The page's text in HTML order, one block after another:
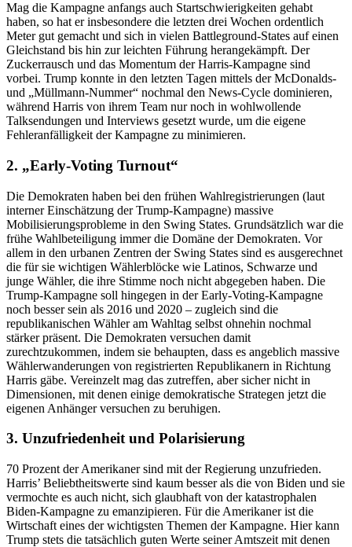
Mag die Kampagne anfangs auch Startschwierigkeiten gehabt
haben, so hat er insbesondere die letzten drei Wochen ordentlich
Meter gut gemacht und sich in vielen Battleground-States auf einen
Gleichstand bis hin zur leichten Führung herangekämpft. Der
Zuckerrausch und das Momentum der Harris-Kampagne sind
vorbei. Trump konnte in den letzten Tagen mittels der McDonalds-
und „Müllmann-Nummer“ nochmal den News-Cycle dominieren,
während Harris von ihrem Team nur noch in wohlwollende
Talksendungen und Interviews gesetzt wurde, um die eigene
Fehleranfälligkeit der Kampagne zu minimieren.
2. „Early-Voting Turnout“
Die Demokraten haben bei den frühen Wahlregistrierungen (laut
interner Einschätzung der Trump-Kampagne) massive
Mobilisierungsprobleme in den Swing States. Grundsätzlich war die
frühe Wahlbeteiligung immer die Domäne der Demokraten. Vor
allem in den urbanen Zentren der Swing States sind es ausgerechnet
die für sie wichtigen Wählerblöcke wie Latinos, Schwarze und
junge Wähler, die ihre Stimme noch nicht abgegeben haben. Die
Trump-Kampagne soll hingegen in der Early-Voting-Kampagne
noch besser sein als 2016 und 2020 – zugleich sind die
republikanischen Wähler am Wahltag selbst ohnehin nochmal
stärker präsent. Die Demokraten versuchen damit
zurechtzukommen, indem sie behaupten, dass es angeblich massive
Wählerwanderungen von registrierten Republikanern in Richtung
Harris gäbe. Vereinzelt mag das zutreffen, aber sicher nicht in
Dimensionen, mit denen einige demokratische Strategen jetzt die
eigenen Anhänger versuchen zu beruhigen.
3. Unzufriedenheit und Polarisierung
70 Prozent der Amerikaner sind mit der Regierung unzufrieden.
Harris’ Beliebtheitswerte sind kaum besser als die von Biden und sie
vermochte es auch nicht, sich glaubhaft von der katastrophalen
Biden-Kampagne zu emanzipieren. Für die Amerikaner ist die
Wirtschaft eines der wichtigsten Themen der Kampagne. Hier kann
Trump stets die tatsächlich guten Werte seiner Amtszeit mit denen